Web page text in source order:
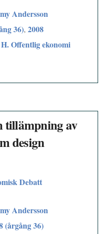
Andersson
36),2008
H. Offentlig ekonomi
tillämpning av
design
Debatt
Andersson
(årgång 36)